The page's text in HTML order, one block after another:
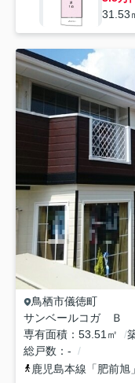
31.53
鳥栖市儀徳町
サンベールコガ Ｂ
専有面積
53.51㎡
総戸数
-
鹿児島本線 「 肥前旭